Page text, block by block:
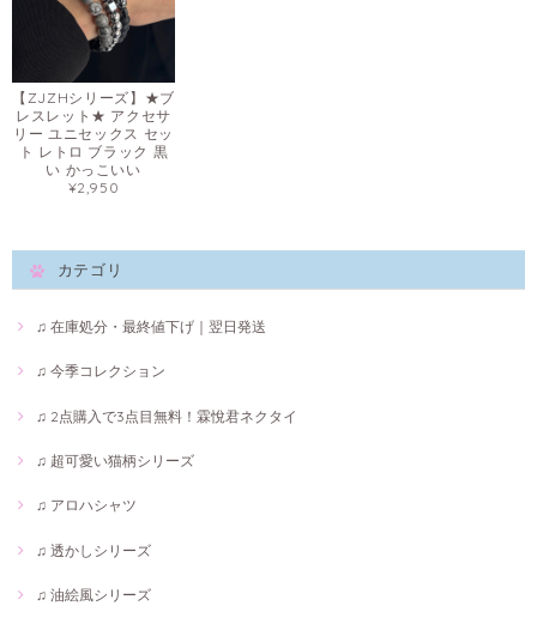
【ZJZHシリーズ】★ブ
レスレット★ アクセサ
リー ユニセックス セッ
ト レトロ ブラック 黒
い かっこいい
¥2,950
カテゴリ
♫ 在庫処分・最終値下げ｜翌日発送
♫ 今季コレクション
♫ 2点購入で3点目無料！霖悅君ネクタイ
♫ 超可愛い猫柄シリーズ
♫ アロハシャツ
♫ 透かしシリーズ
♫ 油絵風シリーズ